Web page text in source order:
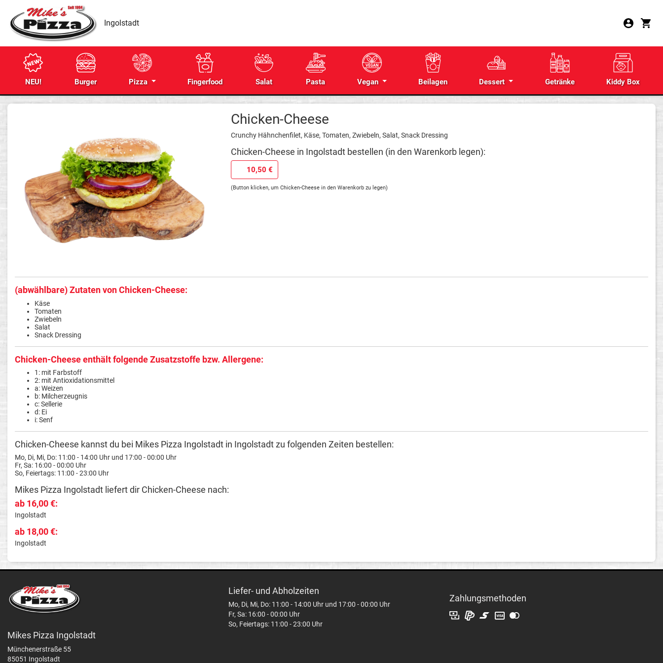
Ingolstadt
NEU! Burger Pizza Fingerfood Salat Pasta Vegan Beilagen Dessert Getränke Kiddy Box
Chicken-Cheese
Crunchy Hähnchenfilet, Käse, Tomaten, Zwiebeln, Salat, Snack Dressing
Chicken-Cheese in Ingolstadt bestellen (in den Warenkorb legen):
10,50 €
(Button klicken, um Chicken-Cheese in den Warenkorb zu legen)
(abwählbare) Zutaten von Chicken-Cheese:
Käse
Tomaten
Zwiebeln
Salat
Snack Dressing
Chicken-Cheese enthält folgende Zusatzstoffe bzw. Allergene:
1: mit Farbstoff
2: mit Antioxidationsmittel
a: Weizen
b: Milcherzeugnis
c: Sellerie
d: Ei
i: Senf
Chicken-Cheese kannst du bei Mikes Pizza Ingolstadt in Ingolstadt zu folgenden Zeiten bestellen:
Mo, Di, Mi, Do: 11:00 - 14:00 Uhr und 17:00 - 00:00 Uhr
Fr, Sa: 16:00 - 00:00 Uhr
So, Feiertags: 11:00 - 23:00 Uhr
Mikes Pizza Ingolstadt liefert dir Chicken-Cheese nach:
ab 16,00 €:
Ingolstadt
ab 18,00 €:
Ingolstadt
Mikes Pizza Ingolstadt
Münchenerstraße 55
85051 Ingolstadt
Liefer- und Abholzeiten
Mo, Di, Mi, Do: 11:00 - 14:00 Uhr und 17:00 - 00:00 Uhr
Fr, Sa: 16:00 - 00:00 Uhr
So, Feiertags: 11:00 - 23:00 Uhr
Zahlungsmethoden